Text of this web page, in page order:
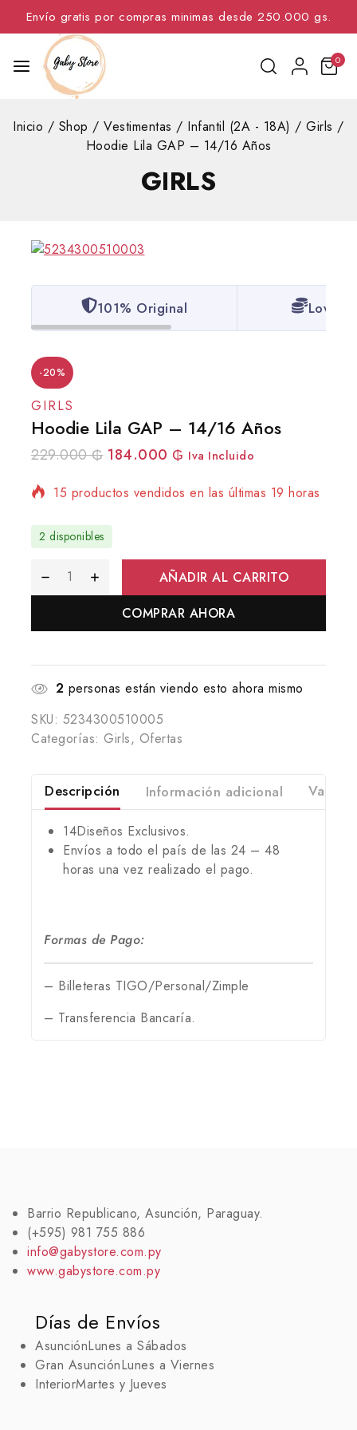
Envío gratis por compras minimas desde 250.000 gs.
0
Inicio / Shop / Vestimentas / Infantil (2A - 18A) / Girls /
Hoodie Lila GAP – 14/16 Años
GIRLS
101% Original Lowest
-20%
GIRLS
Hoodie Lila GAP – 14/16 Años
229.000₲ 184.000 ₲ Iva Incluido
15 productos vendidos en las últimas 19 horas
en su carrito
2 disponibles
AÑADIR AL CARRITO
COMPRAR AHORA
2 personas están viendo esto ahora mismo
SKU: 5234300510005
Categorías: Girls, Ofertas
Descripción Información adicional
14Diseños Exclusivos.
Envíos a todo el país de las 24 – 48
horas una vez realizado el pago.
Formas de Pago:
– Billeteras TIGO/Personal/Zimple
– Transferencia Bancaría.
Barrio Republicano, Asunción, Paraguay.
(+595) 981 755 886
info@gabystore.com.py
www.gabystore.com.py
Días de Envíos
AsunciónLunes a Sábados
Gran AsunciónLunes a Viernes
InteriorMartes y Jueves